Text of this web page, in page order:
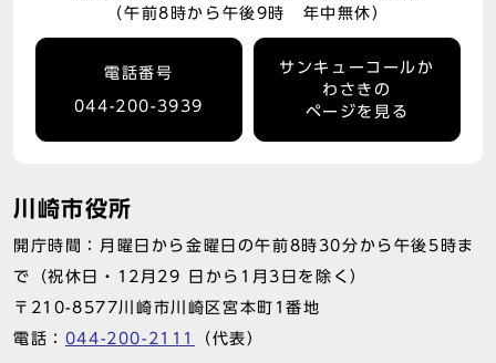
（午前8時から午後9時 年中無休）
電話番号
044-200-3939
サンキューコールか
わさきの
ページを見る
川崎市役所
開庁時間：月曜日から金曜日の午前8時30分から午後5時ま
で（祝休日・12月29 日から1月3日を除く）
〒210-8577川崎市川崎区宮本町1番地
電話： 044-200-2111 （代表）